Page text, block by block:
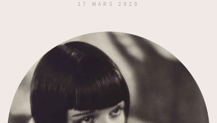
17 MARS 2020